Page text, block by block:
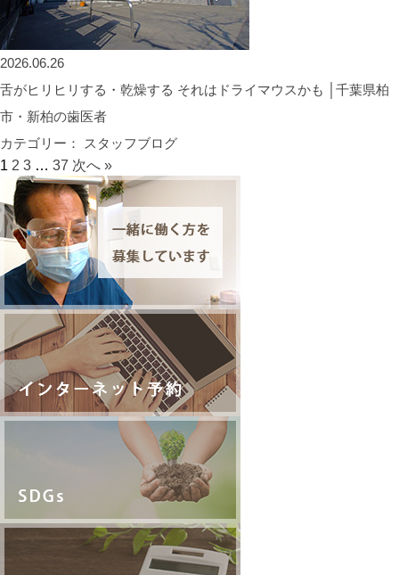
2026.06.26
舌がヒリヒリする・乾燥する それはドライマウスかも │千葉県柏
市・新柏の歯医者
カテゴリー： スタッフブログ
1 2 3 … 37 次へ »